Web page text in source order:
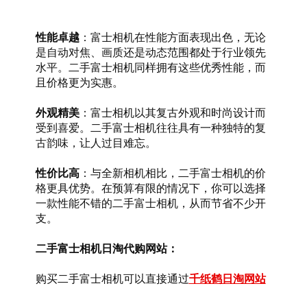
性能卓越：富士相机在性能方面表现出色，无论
是自动对焦、画质还是动态范围都处于行业领先
水平。二手富士相机同样拥有这些优秀性能，而
且价格更为实惠。
外观精美：富士相机以其复古外观和时尚设计而
受到喜爱。二手富士相机往往具有一种独特的复
古韵味，让人过目难忘。
性价比高：与全新相机相比，二手富士相机的价
格更具优势。在预算有限的情况下，你可以选择
一款性能不错的二手富士相机，从而节省不少开
支。
二手富士相机日淘代购网站：
购买二手富士相机可以直接通过千纸鹤日淘网站